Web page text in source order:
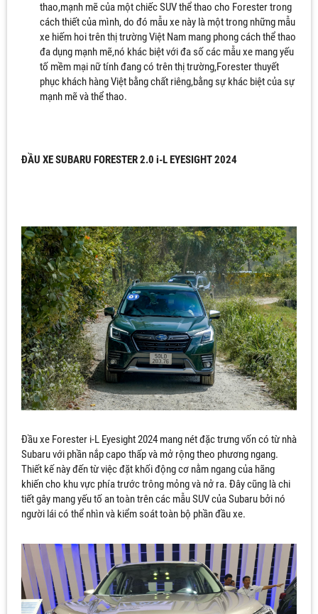
thao,mạnh mẽ của một chiếc SUV thể thao cho Forester trong
cách thiết của mình, do đó mẫu xe này là một trong những mẫu
xe hiếm hoi trên thị trường Việt Nam mang phong cách thể thao
đa dụng mạnh mẽ,nó khác biệt với đa số các mẫu xe mang yếu
tố mềm mại nữ tính đang có trên thị trường,Forester thuyết
phục khách hàng Việt bằng chất riêng,bằng sự khác biệt của sự
mạnh mẽ và thể thao.
ĐẦU XE SUBARU FORESTER 2.0 i-L EYESIGHT 2024
Đầu xe Forester i-L Eyesight 2024 mang nét đặc trưng vốn có từ nhà
Subaru với phần nắp capo thấp và mở rộng theo phương ngang.
Thiết kế này đến từ việc đặt khối động cơ nằm ngang của hãng
khiến cho khu vực phía trước trông mỏng và nở ra. Đây cũng là chi
tiết gây mang yếu tố an toàn trên các mẫu SUV của Subaru bởi nó
người lái có thể nhìn và kiểm soát toàn bộ phần đầu xe.